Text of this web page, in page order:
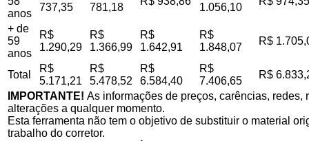
anos
737,35
781,18
1.056,10
+ de
59
anos
R$
1.290,29
R$
1.366,99
R$
1.642,91
R$
1.848,07
R$
Total
R$
5.171,21
R$
5.478,52
R$
6.584,40
R$
7.406,65
R$
IMPORTANTE! As informações de preços, carências,
alterações a qualquer momento.
Esta ferramenta não tem o objetivo de substituir o material
trabalho do corretor.